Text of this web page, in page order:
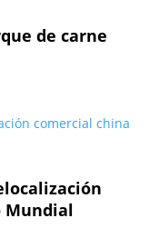
de carne
Mundial